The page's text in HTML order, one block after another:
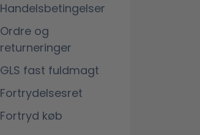
Handelsbetingelser
Ordre og
returneringer
GLS fast fuldmagt
Fortrydelsesret
Fortryd køb